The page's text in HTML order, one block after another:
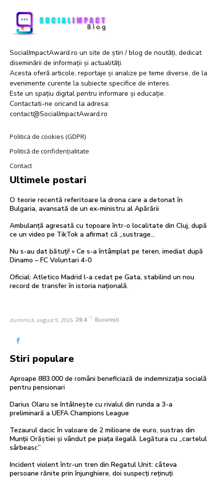
SocialImpactAward.ro un site de știri / blog de noutăți, dedicat
diseminării de informații și actualități.
Acesta oferă articole, reportaje și analize pe teme diverse, de la
evenimente curente la subiecte specifice de interes.
Este un spațiu digital pentru informare și educație.
Contactati-ne oricand la adresa:
contact@SocialImpactAward.ro
Politica de cookies (GDPR)
Politică de confidențialitate
Contact
Ultimele postari
O teorie recentă referitoare la drona care a detonat în
Bulgaria, avansată de un ex-ministru al Apărării
Ambulanță agresată cu topoare într-o localitate din Cluj, după
ce un video pe TikTok a afirmat că „sustrage…
Nu s-au dat bătuți! » Ce s-a întâmplat pe teren, imediat după
Dinamo – FC Voluntari 4-0
Oficial: Atletico Madrid l-a cedat pe Gata, stabilind un nou
record de transfer în istoria națională.
duminică, august 9, 2026 29.4 C București
Stiri populare
Aproape 883.000 de români beneficiază de indemnizația socială
pentru pensionari
Darius Olaru se întâlnește cu rivalul din runda a 3-a
preliminară a UEFA Champions League
Tezaurul dacic în valoare de 2 milioane de euro, sustras din
Munții Orăștiei și vândut pe piața ilegală. Legătura cu „cartelul
sârbeasc”
Incident violent într-un tren din Regatul Unit: câteva
persoane rănite prin înjunghiere, doi suspecți reținuți